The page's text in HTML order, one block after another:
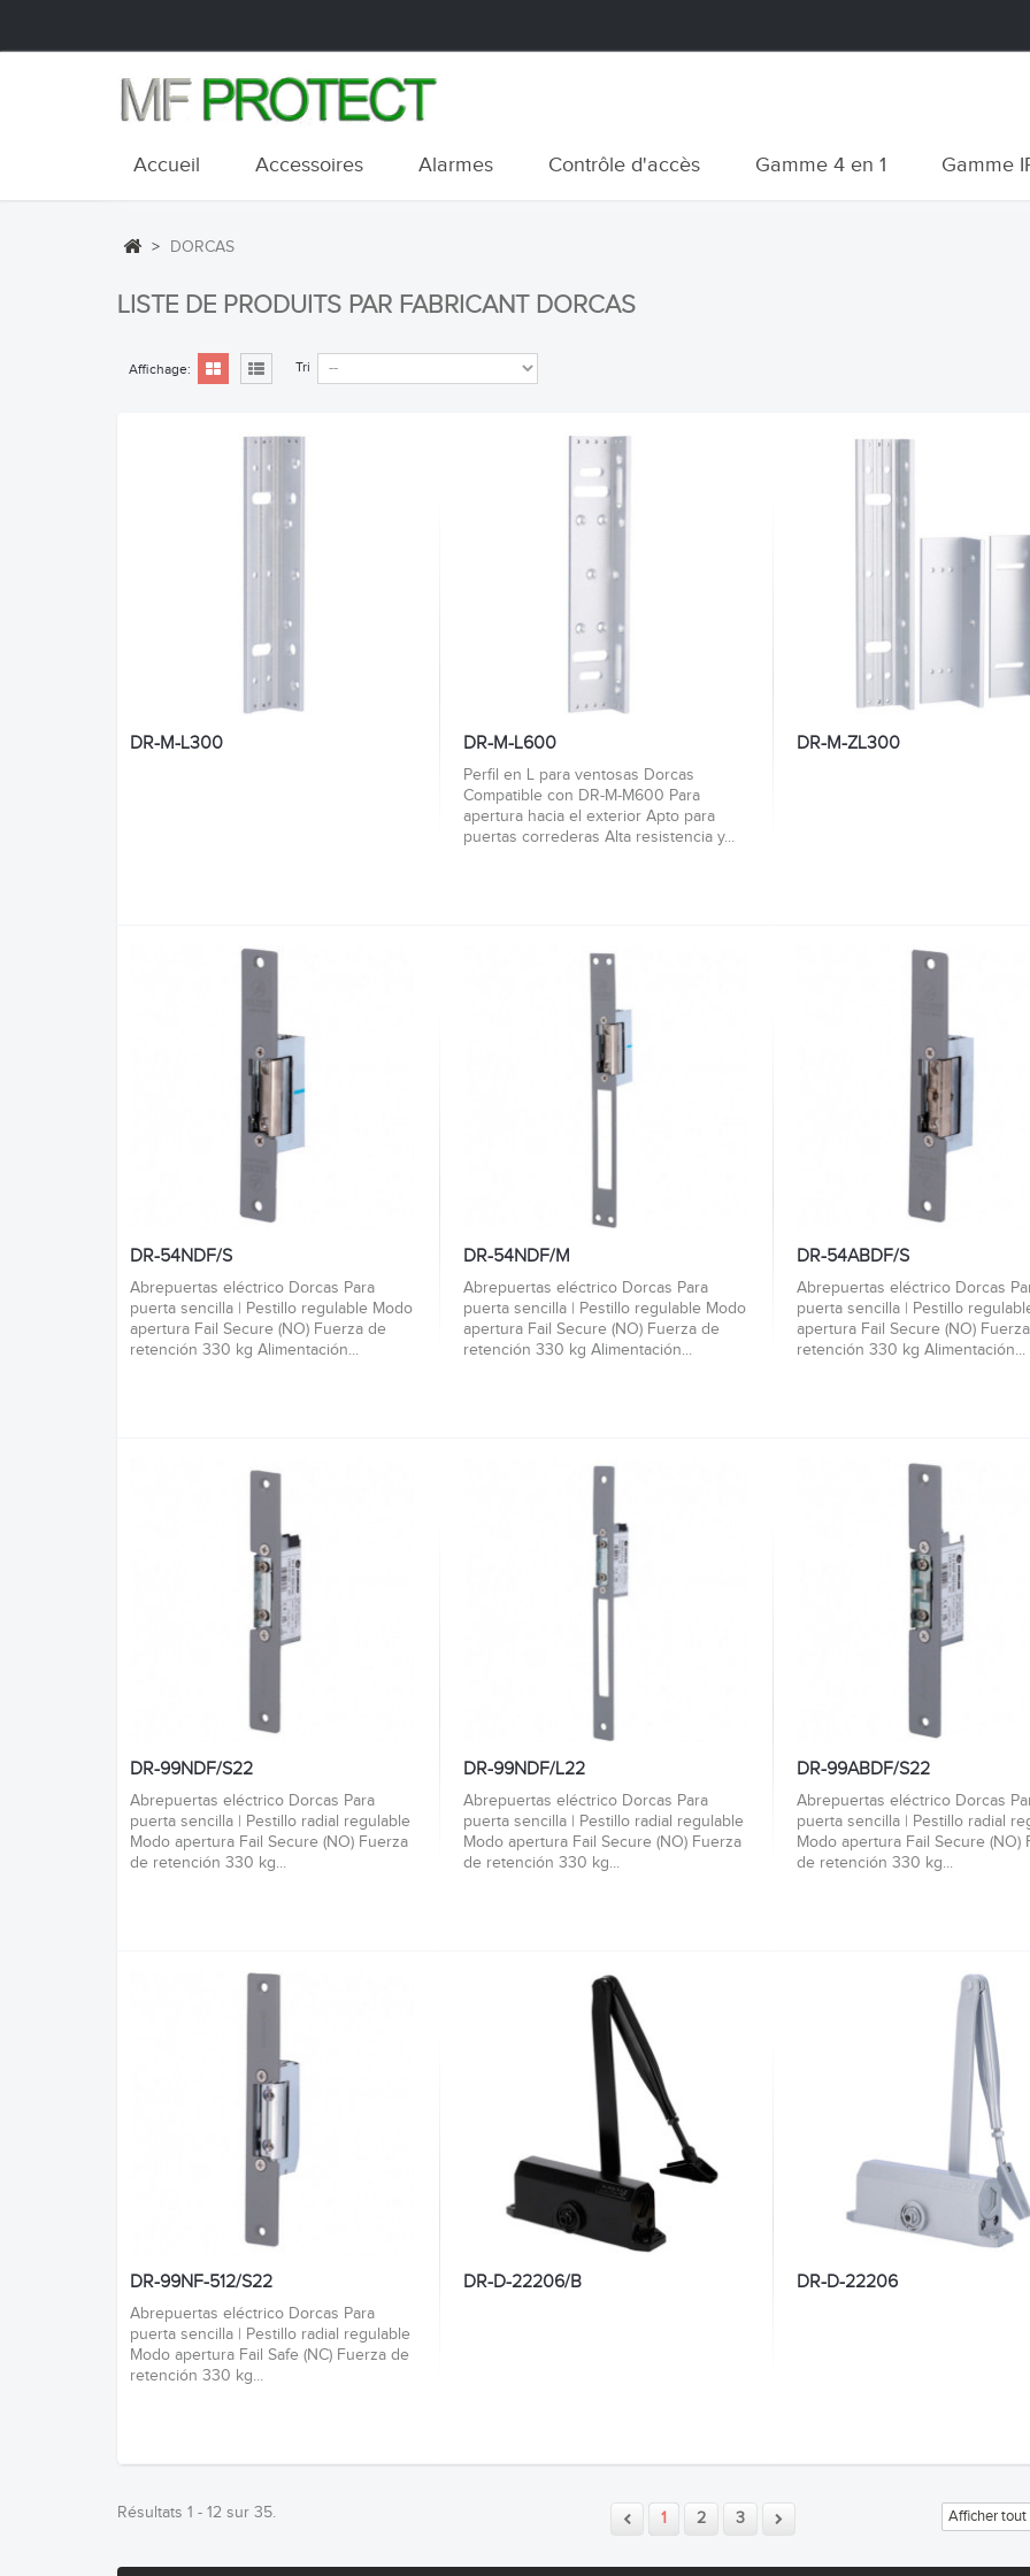
Accueil Accessoires Alarmes Contrôle d'accès Gamme 4 en 1 Gamme
> DORCAS
LISTE DE PRODUITS PAR FABRICANT DORCAS
Affichage: Tri
DR-M-L300 DR-M-L600
Perfil en L para ventosas Dorcas
Compatible con DR-M-M600 Para
apertura hacia el exterior Apto para
puertas correderas Alta resistencia y...
DR-M-ZL300
DR-54NDF/S
Abrepuertas eléctrico Dorcas Para
puerta sencilla | Pestillo regulable Modo
apertura Fail Secure (NO) Fuerza de
retención 330 kg Alimentación...
DR-54NDF/M
Abrepuertas eléctrico Dorcas Para
puerta sencilla | Pestillo regulable Modo
apertura Fail Secure (NO) Fuerza de
retención 330 kg Alimentación...
DR-54ABDF/S
Abrepuertas eléctrico Dorcas
puerta sencilla | Pestillo
apertura Fail Secure (NO)
retención 330 kg Alimentación...
DR-99NDF/S22
Abrepuertas eléctrico Dorcas Para
puerta sencilla | Pestillo radial regulable
Modo apertura Fail Secure (NO) Fuerza
de retención 330 kg...
DR-99NDF/L22
Abrepuertas eléctrico Dorcas Para
puerta sencilla | Pestillo radial regulable
Modo apertura Fail Secure (NO) Fuerza
de retención 330 kg...
DR-99ABDF/S22
Abrepuertas eléctrico Dorcas
puerta sencilla | Pestillo radial
Modo apertura Fail Secure (NO)
de retención 330 kg...
DR-99NF-512/S22
Abrepuertas eléctrico Dorcas Para
puerta sencilla | Pestillo radial regulable
Modo apertura Fail Safe (NC) Fuerza de
retención 330 kg...
DR-D-22206/B DR-D-22206
Afficher tout
1 2 3
Résultats 1 - 12 sur 35.